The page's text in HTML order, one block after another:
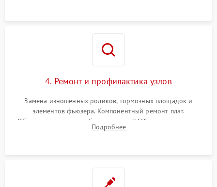
4. Ремонт и профилактика узлов
Замена изношенных роликов, тормозных площадок и
элементов фьюзера. Компонентный ремонт плат.
Обязательная очистка блока лазера (LSU), зеркал и тракта
печати от просыпанного тонера и бумажной пыли.
Подробнее